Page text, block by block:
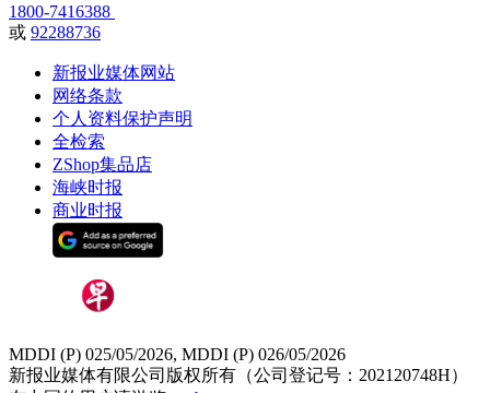
1800-7416388
或 92288736
新报业媒体网站
网络条款
个人资料保护声明
全检索
ZShop集品店
海峡时报
商业时报
MDDI (P) 025/05/2026, MDDI (P) 026/05/2026
新报业媒体有限公司版权所有（公司登记号：202120748H）